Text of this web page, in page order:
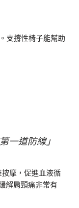
支撐性椅子能幫助
一道防線」
摩，促進血液循
解肩頸痛非常有